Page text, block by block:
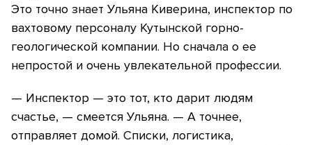
Это точно знает Ульяна Киверина, инспектор по
вахтовому персоналу Кутынской горно-
геологической компании. Но сначала о ее
непростой и очень увлекательной профессии.
— Инспектор — это тот, кто дарит людям
счастье, — смеется Ульяна. — А точнее,
отправляет домой. Списки, логистика,